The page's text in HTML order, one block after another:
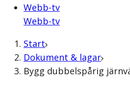
Webb-tv
Webb-tv
Start
Dokument & lagar
Bygg dubbelspårig